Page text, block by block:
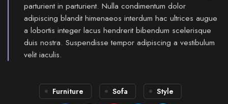
parturient in parturient. Nulla condimentum dolor
adipiscing blandit himenaeos interdum hac ultrices augue
a lobortis integer lacus hendrerit bibendum scelerisque
duis nostra. Suspendisse tempor adipiscing a vestibulum
velit iaculis.
Furniture Sofa Style